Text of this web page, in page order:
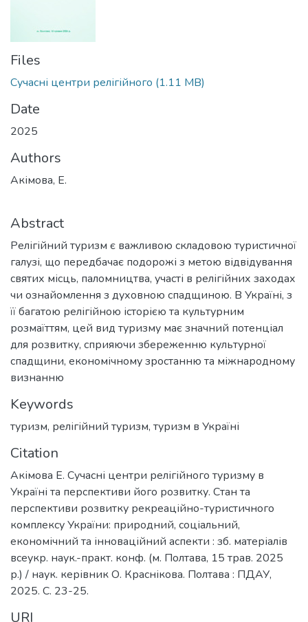
Files
Сучасні центри релігійного (1.11 MB)
Date
2025
Authors
Акімова, Е.
Abstract
Релігійний туризм є важливою складовою туристичної
галузі, що передбачає подорожі з метою відвідування
святих місць, паломництва, участі в релігійних заходах
чи ознайомлення з духовною спадщиною. В Україні, з
її багатою релігійною історією та культурним
розмаїттям, цей вид туризму має значний потенціал
для розвитку, сприяючи збереженню культурної
спадщини, економічному зростанню та міжнародному
визнанню
Keywords
туризм, релігійний туризм, туризм в Україні
Citation
Акімова Е. Сучасні центри релігійного туризму в
Україні та перспективи його розвитку. Стан та
перспективи розвитку рекреаційно-туристичного
комплексу України: природний, соціальний,
економічний та інноваційний аспекти : зб. матеріалів
всеукр. наук.-практ. конф. (м. Полтава, 15 трав. 2025
р.) / наук. керівник О. Краснікова. Полтава : ПДАУ,
2025. С. 23-25.
URI